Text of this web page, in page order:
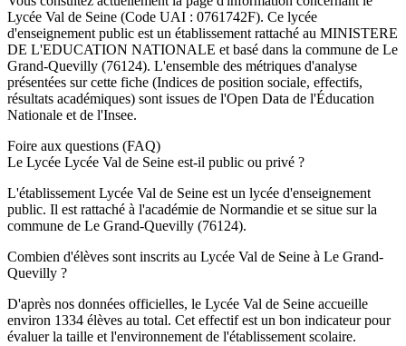
Lycée Val de Seine (Code UAI : 0761742F). Ce lycée
d'enseignement public est un établissement rattaché au MINISTERE
DE L'EDUCATION NATIONALE et basé dans la commune de Le
Grand-Quevilly (76124). L'ensemble des métriques d'analyse
présentées sur cette fiche (Indices de position sociale, effectifs,
résultats académiques) sont issues de l'Open Data de l'Éducation
Nationale et de l'Insee.
Foire aux questions (FAQ)
Le Lycée Lycée Val de Seine est-il public ou privé ?
L'établissement Lycée Val de Seine est un lycée d'enseignement
public. Il est rattaché à l'académie de Normandie et se situe sur la
commune de Le Grand-Quevilly (76124).
Combien d'élèves sont inscrits au Lycée Val de Seine à Le Grand-
Quevilly ?
D'après nos données officielles, le Lycée Val de Seine accueille
environ 1334 élèves au total. Cet effectif est un bon indicateur pour
évaluer la taille et l'environnement de l'établissement scolaire.